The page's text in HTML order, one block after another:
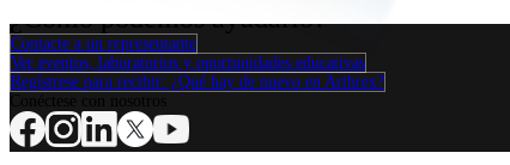
¿Cómo podemos ayudarlo?
Contacte a un representante
Ver eventos, laboratorios y oportunidades educativas
Regístrese para recibir: ¿Qué hay de nuevo en Arthrex?